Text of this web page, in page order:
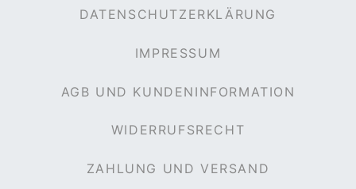
DATENSCHUTZERKLÄRUNG
IMPRESSUM
AGB UND KUNDENINFORMATION
WIDERRUFSRECHT
ZAHLUNG UND VERSAND